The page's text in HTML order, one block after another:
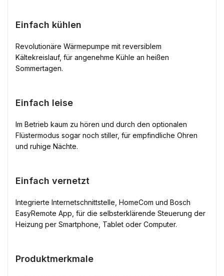
Einfach kühlen
Revolutionäre Wärmepumpe mit reversiblem
Kältekreislauf, für angenehme Kühle an heißen
Sommertagen.
Einfach leise
Im Betrieb kaum zu hören und durch den optionalen
Flüstermodus sogar noch stiller, für empfindliche Ohren
und ruhige Nächte.
Einfach vernetzt
Integrierte Internetschnittstelle, HomeCom und Bosch
EasyRemote App, für die selbsterklärende Steuerung der
Heizung per Smartphone, Tablet oder Computer.
Produktmerkmale